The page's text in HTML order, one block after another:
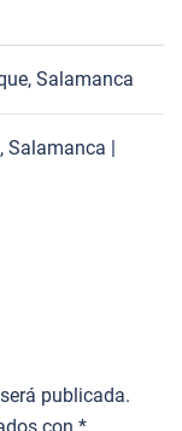
Salamanca
Salamanca |
publicada.